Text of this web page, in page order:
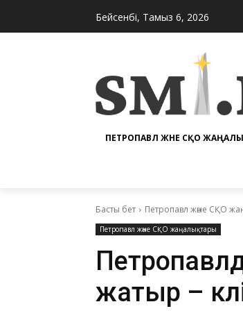
Бейсенбі, Тамыз 6, 2026
ПЕТРОПАВЛ ЖӘНЕ СҚО
Басты бет Петропавл және СҚО
Петропавл және СҚО жаңалықтары
жатыр –